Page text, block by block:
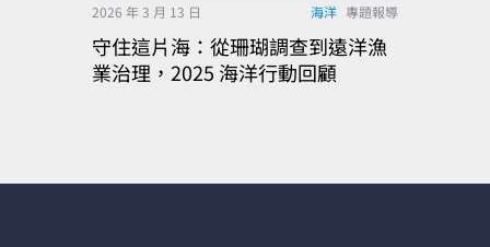
2026 年 3 月 13 日 海洋 專題報導
守住這片海：從珊瑚調查到遠洋漁
業治理，2025 海洋行動回顧